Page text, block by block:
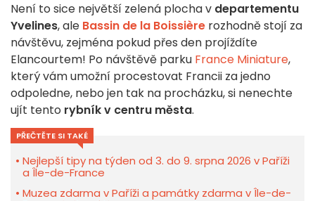
Není to sice největší zelená plocha v departementu
Yvelines, ale Bassin de la Boissière rozhodně stojí za
návštěvu, zejména pokud přes den projíždíte
Elancourtem! Po návštěvě parku France Miniature,
který vám umožní procestovat Francii za jedno
odpoledne, nebo jen tak na procházku, si nenechte
ujít tento rybník v centru města.
PŘEČTĚTE SI TAKÉ
Nejlepší tipy na týden od 3. do 9. srpna 2026 v Paříži
a Île-de-France
Muzea zdarma v Paříži a památky zdarma v Île-de-